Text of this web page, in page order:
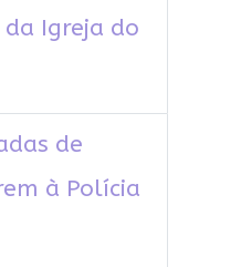
Igreja do
de
à Polícia